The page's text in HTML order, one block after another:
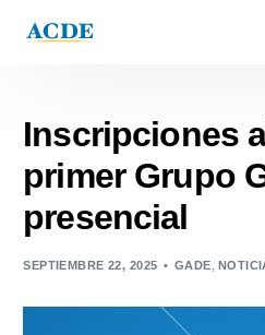
Inscripciones
primer Grupo
presencial
SEPTIEMBRE 22, 2025 GADE